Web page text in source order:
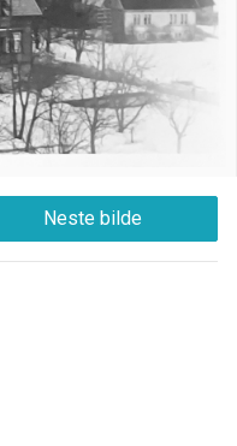
Neste bilde